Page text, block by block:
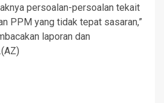
persoalan-persoalan tekait
PPM yang tidak tepat sasaran,”
laporan dan